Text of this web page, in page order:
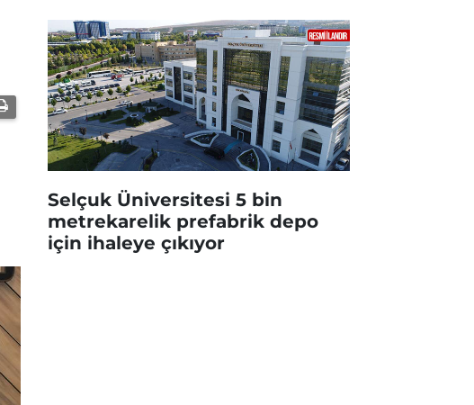
Selçuk Üniversitesi 5 bin
metrekarelik prefabrik depo
için ihaleye çıkıyor